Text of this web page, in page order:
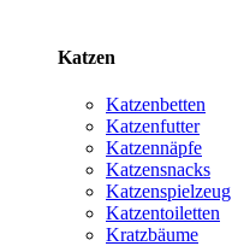
Katzen
Katzenbetten
Katzenfutter
Katzennäpfe
Katzensnacks
Katzenspielzeug
Katzentoiletten
Kratzbäume